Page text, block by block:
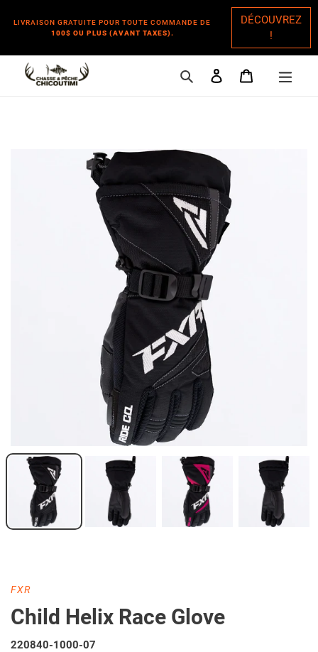
LIVRAISON GRATUITE POUR TOUTE COMMANDE DE
100$ OU PLUS (AVANT TAXES).
DÉCOUVREZ
!
RechercherSe connecter
Panier
DISTRIBUTEUR
FXR
Child Helix Race Glove
220840-1000-07